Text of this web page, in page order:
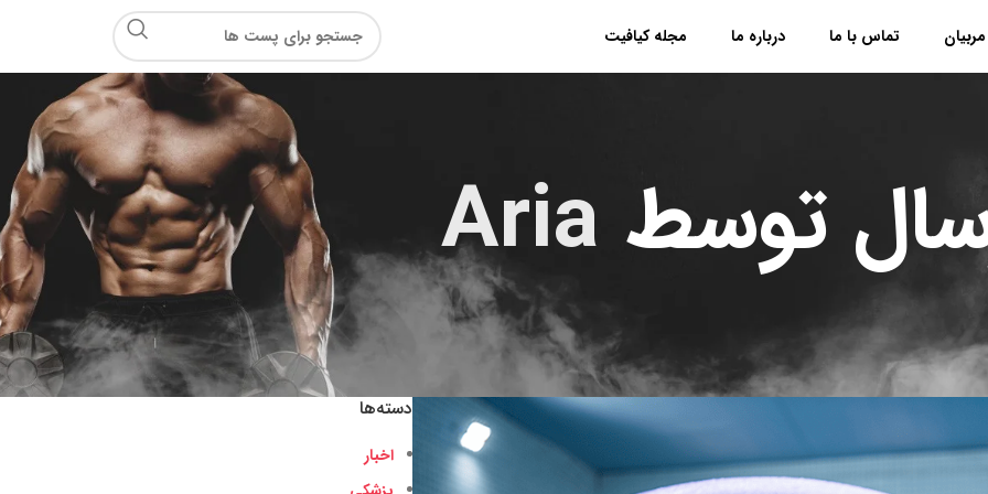
مربیان تماس با ما درباره ما مجله کیافیت
توسط Aria
دسته‌ها
اخبار